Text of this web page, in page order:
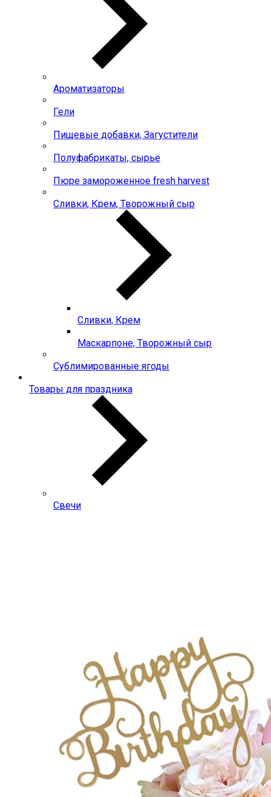
Ароматизаторы
Гели
Пищевые добавки, Загустители
Полуфабрикаты, сырье
Пюре замороженное fresh harvest
Сливки, Крем, Творожный сыр
Сливки, Крем
Маскарпоне, Творожный сыр
Сублимированные ягоды
Товары для праздника
Свечи